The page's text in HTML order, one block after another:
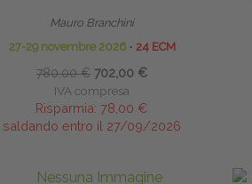
Mauro Branchini
27-29 novembre 2026 ∙ 24 ECM
780,00 € 702,00 €
IVA compresa
Risparmia: 78,00 €
saldando entro il 27/09/2026